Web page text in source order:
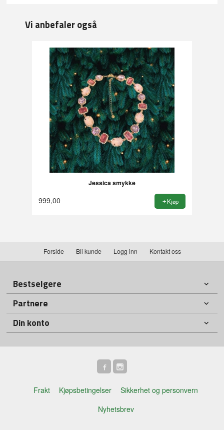
Vi anbefaler også
Jessica smykke
999,00 Kjøp
Forside Bli kunde Logg inn Kontakt oss
Bestselgere
Partnere
Din konto
Frakt Kjøpsbetingelser
Sikkerhet og personvern
Nyhetsbrev